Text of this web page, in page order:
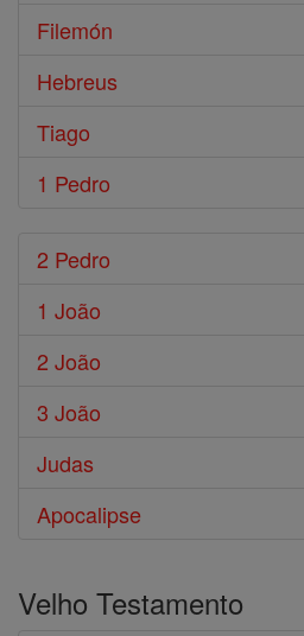
Filemón
Hebreus
Tiago
1 Pedro
2 Pedro
1 João
2 João
3 João
Judas
Apocalipse
Velho Testamento